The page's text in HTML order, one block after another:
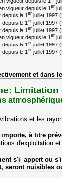
vigueur depuis le 1 er
le 1 er juillet 1997
depuis le 1 er juillet 1997
depuis le 1 er juillet 1997
vigueur depuis le 1 er
depuis le 1 er juillet 1997
depuis le 1 er juillet 1997
et dans
Limitation
et les
importe, à titre
d'exploitation
s'il appert ou
seront nuisibles